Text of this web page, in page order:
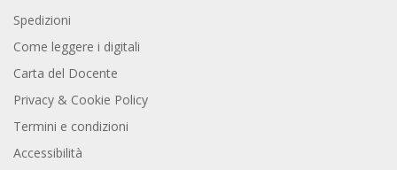
Spedizioni
Come leggere i digitali
Carta del Docente
Privacy & Cookie Policy
Termini e condizioni
Accessibilità